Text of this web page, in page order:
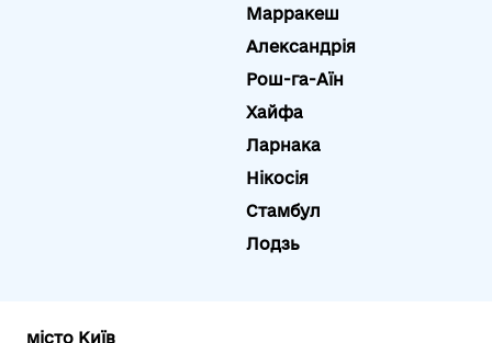
Марракеш
Александрія
Рош-га-Аїн
Хайфа
Ларнака
Нікосія
Стамбул
Лодзь
місто Київ